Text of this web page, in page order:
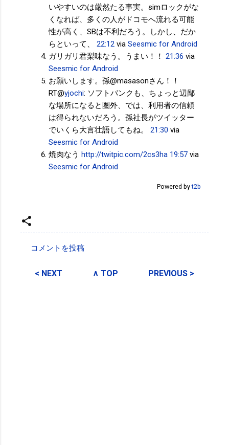
いやすいのは厳然たる事実。simロックがな
くなれば、多くの人がドコモへ流れる可能
性が高く、SBは不利だろう。しかし、だか
らといって、
22:12 via Seesmic for Android
ガリガリ君梨味なう。うまい！！ 21:36 via
Seesmic for Android
お願いします。孫@masasonさん！！
RT@yjochi: ソフトバンクも、ちょっと辺鄙
な場所になると圏外、では、利用者の信頼
は得られないだろう。孫社長がツイッター
でいくら大言壮語してもね。
21:30 via
Seesmic for Android
焼肉なう http://twitpic.com/2cs3ha 19:57 via
Seesmic for Android
Powered byt2b
メ
コメントを投稿
< NEXT ∧ TOP PREVIOUS >